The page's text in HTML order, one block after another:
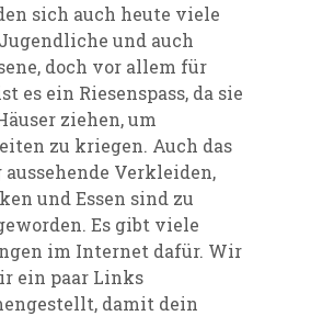
sich auch heute viele
und auch
doch vor allem für
es ein Riesenspass, da sie
ziehen, um
zu kriegen. Auch das
Verkleiden,
und Essen sind zu
Es gibt viele
im Internet dafür. Wir
ein paar Links
damit dein